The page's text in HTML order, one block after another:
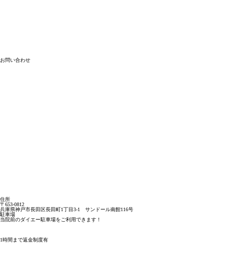
お問い合わせ
住所
〒653-0812
兵庫県神戸市長田区長田町1丁目3-1 サンドール南館116号
駐車場
当院前のダイエー駐車場をご利用できます！
1時間まで返金制度有